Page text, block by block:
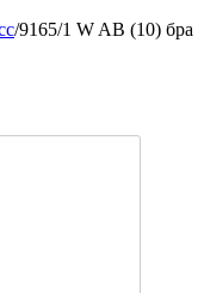
/9165/1 W AB (10) бра